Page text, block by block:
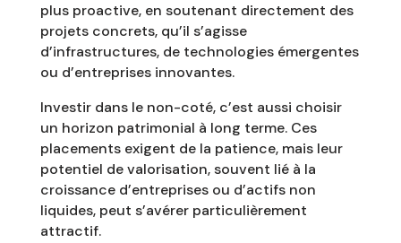
plus proactive, en soutenant directement des
projets concrets, qu’il s’agisse
d’infrastructures, de technologies émergentes
ou d’entreprises innovantes.
Investir dans le non-coté, c’est aussi choisir
un horizon patrimonial à long terme. Ces
placements exigent de la patience, mais leur
potentiel de valorisation, souvent lié à la
croissance d’entreprises ou d’actifs non
liquides, peut s’avérer particulièrement
attractif.